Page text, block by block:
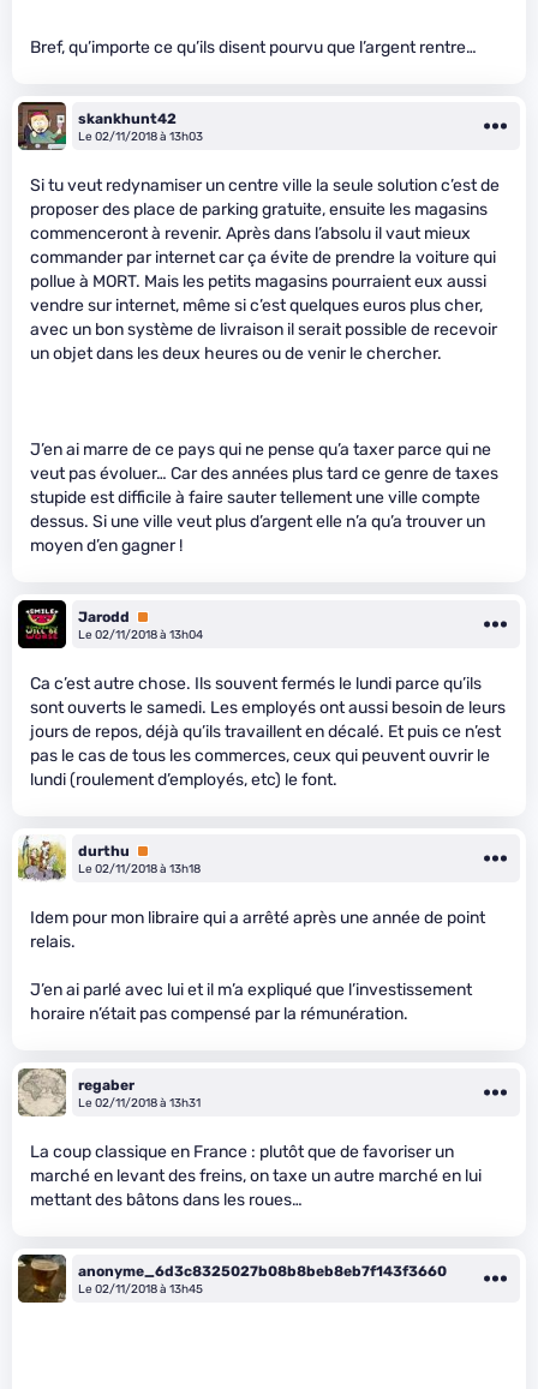
Bref, qu’importe ce qu’ils disent pourvu que l’argent rentre…
skankhunt42
Le 02/11/2018 à 13h03
Si tu veut redynamiser un centre ville la seule solution c’est de
proposer des place de parking gratuite, ensuite les magasins
commenceront à revenir. Après dans l’absolu il vaut mieux
commander par internet car ça évite de prendre la voiture qui
pollue à MORT. Mais les petits magasins pourraient eux aussi
vendre sur internet, même si c’est quelques euros plus cher,
avec un bon système de livraison il serait possible de recevoir
un objet dans les deux heures ou de venir le chercher.
J’en ai marre de ce pays qui ne pense qu’a taxer parce qui ne
veut pas évoluer… Car des années plus tard ce genre de taxes
stupide est difficile à faire sauter tellement une ville compte
dessus. Si une ville veut plus d’argent elle n’a qu’a trouver un
moyen d’en gagner !
Jarodd
Premium
Le 02/11/2018 à 13h04
Ca c’est autre chose. Ils souvent fermés le lundi parce qu’ils
sont ouverts le samedi. Les employés ont aussi besoin de leurs
jours de repos, déjà qu’ils travaillent en décalé. Et puis ce n’est
pas le cas de tous les commerces, ceux qui peuvent ouvrir le
lundi (roulement d’employés, etc) le font.
durthu
Premium
Le 02/11/2018 à 13h18
Idem pour mon libraire qui a arrêté après une année de point
relais.
J’en ai parlé avec lui et il m’a expliqué que l’investissement
horaire n’était pas compensé par la rémunération.
regaber
Le 02/11/2018 à 13h31
La coup classique en France : plutôt que de favoriser un
marché en levant des freins, on taxe un autre marché en lui
mettant des bâtons dans les roues…
anonyme_6d3c8325027b08b8beb8eb7f143f3660
Le 02/11/2018 à 13h45